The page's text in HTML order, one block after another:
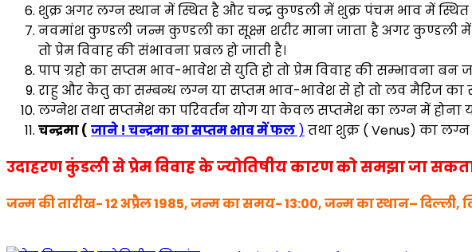
शुक्र अगर लग्न स्थान में स्थित है और चन्द्र कुण्डली में शुक्र पंचम भाव में स्थित
नवमांश कुण्डली जन्म कुण्डली का सूक्ष्म शरीर माना जाता है अगर
तो प्रेम विवाह की संभावना प्रबल हो जाती है।
पाप ग्रहो का सप्तम भाव-भावेश से युति हो तो प्रेम विवाह की सम्भावना बन
राहु और केतु का सम्बन्ध लग्न या सप्तम भाव-भावेश से हो तो लव मैरिज का
लग्नेश तथा सप्तमेश का परिवर्तन योग या केवल सप्तमेश का लग्न में होना
चन्द्रमा ( जाने ! चन्द्रमा का सप्तम भाव में फल ) तथा शुक्र ( Venus) का
उदाहरण कुंडली से प्रेम विवाह के ज्योतिषीय कारण को समझा जा
जन्म की तारीख- 12 अप्रैल 1985, जन्म का समय- 13:00, जन्म का स्थान– दिल्ली,